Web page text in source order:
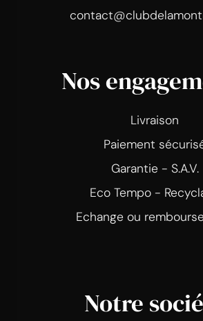
Nos
Livraison
Paiement
Garantie - S.A.V.
Eco Tempo -
Echange ou
Notre